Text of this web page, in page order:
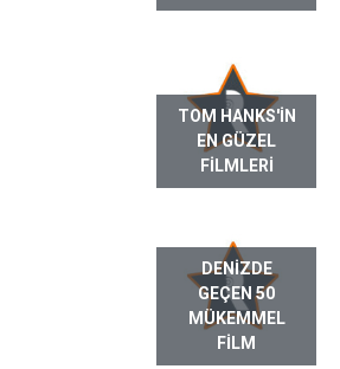
TOM HANKS'IN
EN GÜZEL
FILMLERI
DENIZDE
GEÇEN 50
MÜKEMMEL
FILM